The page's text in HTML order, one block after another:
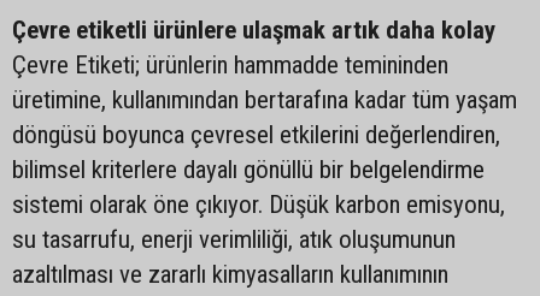
Çevre etiketli ürünlere ulaşmak artık daha kolay
Çevre Etiketi; ürünlerin hammadde temininden
üretimine, kullanımından bertarafına kadar tüm yaşam
döngüsü boyunca çevresel etkilerini değerlendiren,
bilimsel kriterlere dayalı gönüllü bir belgelendirme
sistemi olarak öne çıkıyor. Düşük karbon emisyonu,
su tasarrufu, enerji verimliliği, atık oluşumunun
azaltılması ve zararlı kimyasalların kullanımının